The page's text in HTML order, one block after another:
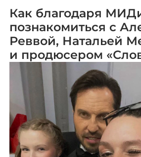
Как благодаря
познакомиться с
Реввой, Натальей
и продюсером